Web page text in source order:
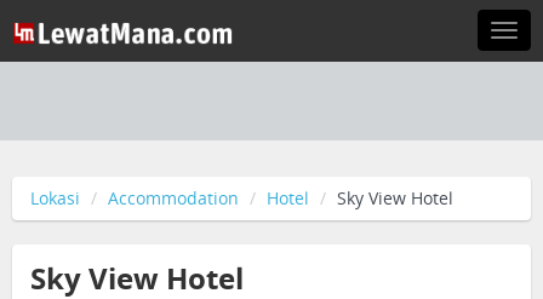
Lokasi Accommodation Hotel Sky View Hotel
Sky View Hotel